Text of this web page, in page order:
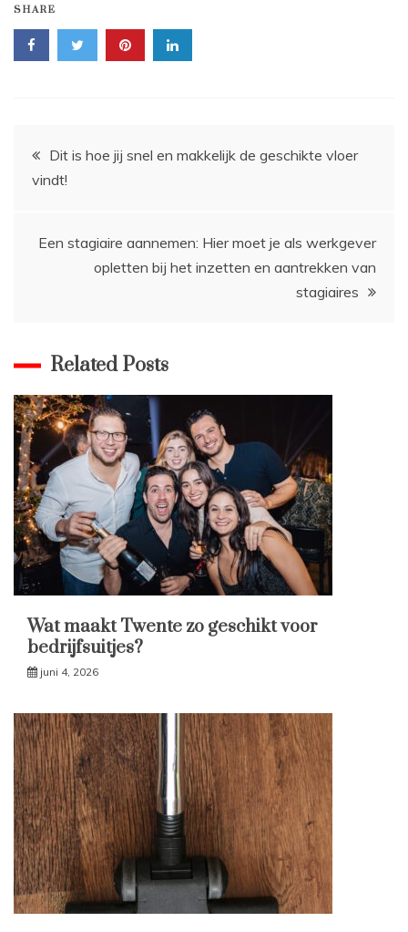
SHARE
Bericht
navigatie
Dit is hoe jij snel en makkelijk de geschikte vloer
vindt!
Een stagiaire aannemen: Hier moet je als werkgever
opletten bij het inzetten en aantrekken van
stagiaires
Related Posts
Wat maakt Twente zo geschikt voor
bedrijfsuitjes?
juni 4, 2026